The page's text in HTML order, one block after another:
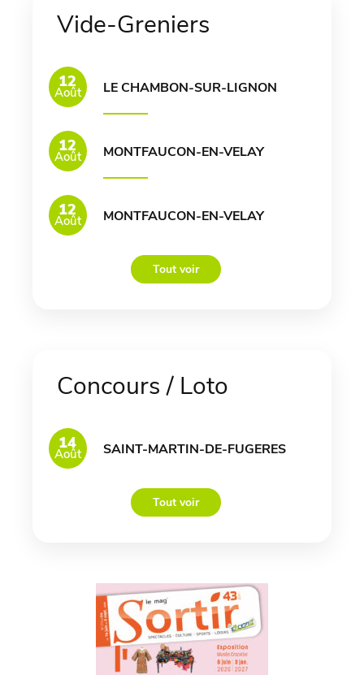
Vide-Greniers
12
Août LE CHAMBON-SUR-LIGNON
12
Août MONTFAUCON-EN-VELAY
12
Août MONTFAUCON-EN-VELAY
Tout voir
Concours / Loto
14
Août SAINT-MARTIN-DE-FUGERES
Tout voir